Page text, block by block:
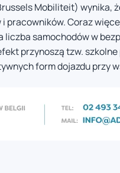
Mobiliteit) wynika,
pracowników. Coraz
liczba samochodów w
przynoszą tzw.
form dojazdu przy